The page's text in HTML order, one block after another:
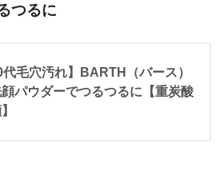
つるに
代毛穴汚れ】BARTH（バース）
パウダーでつるつるに【重炭酸